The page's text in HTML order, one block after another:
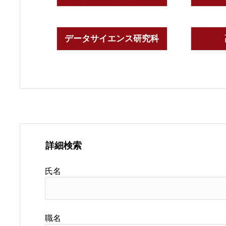
データサイエンス研究科
詳細検索
氏名
職名